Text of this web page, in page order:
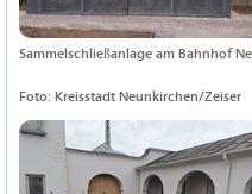
Sammelschließanlage am Bahnhof
Foto: Kreisstadt Neunkirchen/Zeiser